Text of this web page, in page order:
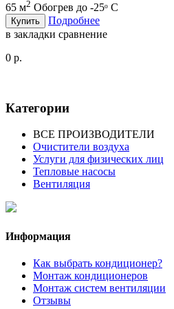
65 м2 Обогрев до -25ᵒ C
Купить
Подробнее
в закладки сравнение
0 р.
Категории
ВСЕ ПРОИЗВОДИТЕЛИ
Очистители воздуха
Услуги для физических лиц
Тепловые насосы
Вентиляция
Информация
Как выбрать кондиционер?
Монтаж кондиционеров
Монтаж систем вентиляции
Отзывы